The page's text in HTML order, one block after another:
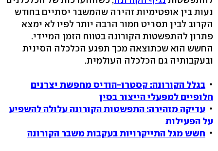
נעות בין אופטימיות זהירה שהמשבר יסתיים בחודש
הקרוב לבין תסריט חמור הרבה יותר לפיו לא ימצא
פתרון להתפשטות הקורונה בטווח הזמן המיידי.
החשש הוא שכתוצאה מכך תפגע הכלכלה הסינית
ובעקבותיה גם הכלכלה העולמית.
בגלל הקורונה: קסטרו-הודיס מחפשת יצרנים
חלופיים למפעלי הייצור בסין
עדיקה מזהירה: התפשטות הקורונה עלולה להשפיע
על הפעילות
חשש מגל התייקרויות בעקבות משבר הקורונה